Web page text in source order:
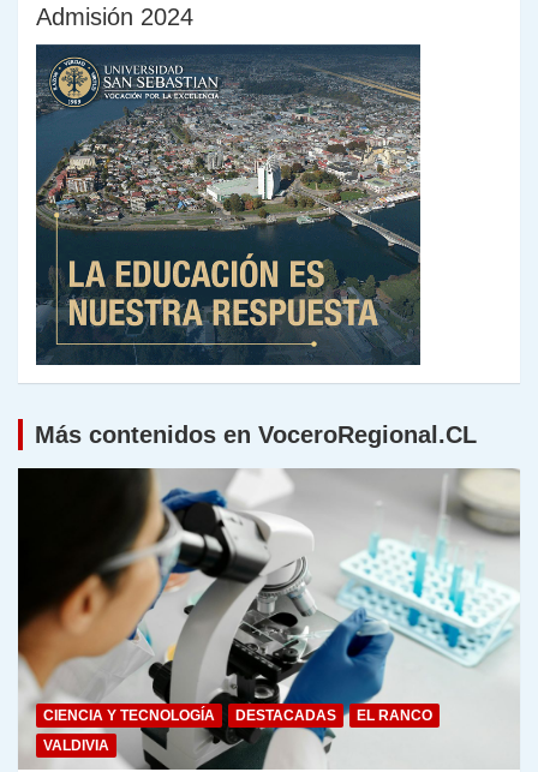
Admisión 2024
Más contenidos en VoceroRegional.CL
CIENCIA Y TECNOLOGÍA DESTACADAS
EL RANCO
VALDIVIA